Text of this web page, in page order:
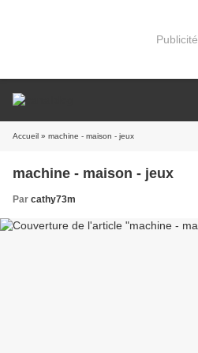
Publicité
Accueil » machine - maison - jeux
machine - maison - jeux
Par cathy73m